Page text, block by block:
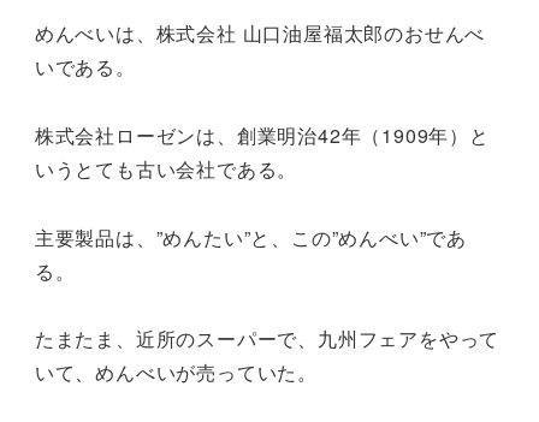
めんべいは、株式会社 山口油屋福太郎のおせんべ
いである。
株式会社ローゼンは、創業明治42年（1909年）と
いうとても古い会社である。
主要製品は、”めんたい”と、この”めんべい”であ
る。
たまたま、近所のスーパーで、九州フェアをやって
いて、めんべいが売っていた。